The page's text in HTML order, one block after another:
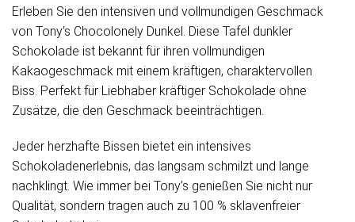
Erleben Sie den intensiven und vollmundigen Geschmack
von Tony’s Chocolonely Dunkel. Diese Tafel dunkler
Schokolade ist bekannt für ihren vollmundigen
Kakaogeschmack mit einem kräftigen, charaktervollen
Biss. Perfekt für Liebhaber kräftiger Schokolade ohne
Zusätze, die den Geschmack beeinträchtigen.
Jeder herzhafte Bissen bietet ein intensives
Schokoladenerlebnis, das langsam schmilzt und lange
nachklingt. Wie immer bei Tony’s genießen Sie nicht nur
Qualität, sondern tragen auch zu 100 % sklavenfreier